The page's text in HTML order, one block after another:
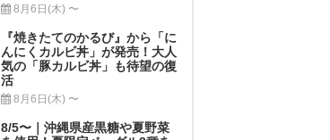
8月6日(木) 〜
『焼きたてのかるび』から「に
んにくカルビ丼」が発売！大人
気の「豚カルビ丼」も待望の復
活
8月6日(木) 〜
8/5〜｜沖縄県産黒糖や夏野菜